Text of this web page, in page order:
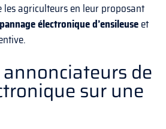
les agriculteurs en leur proposant
électronique d’ensileuseet
de
sur une